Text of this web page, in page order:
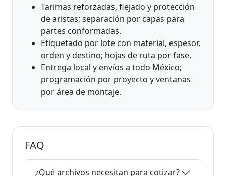
Tarimas reforzadas, flejado y protección
de aristas; separación por capas para
partes conformadas.
Etiquetado por lote con material, espesor,
orden y destino; hojas de ruta por fase.
Entrega local y envíos a todo México;
programación por proyecto y ventanas
por área de montaje.
FAQ
¿Qué archivos necesitan para cotizar?